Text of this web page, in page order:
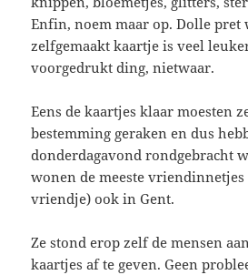
Enfin, noem maar op. Dolle pret
zelfgemaakt kaartje is veel
voorgedrukt ding, nietwaar.
Eens de kaartjes klaar moesten
bestemming geraken en dus
donderdagavond rondgebracht
wonen de meeste
vriendje) ook in Gent.
Ze stond erop zelf de mensen
kaartjes af te geven. Geen